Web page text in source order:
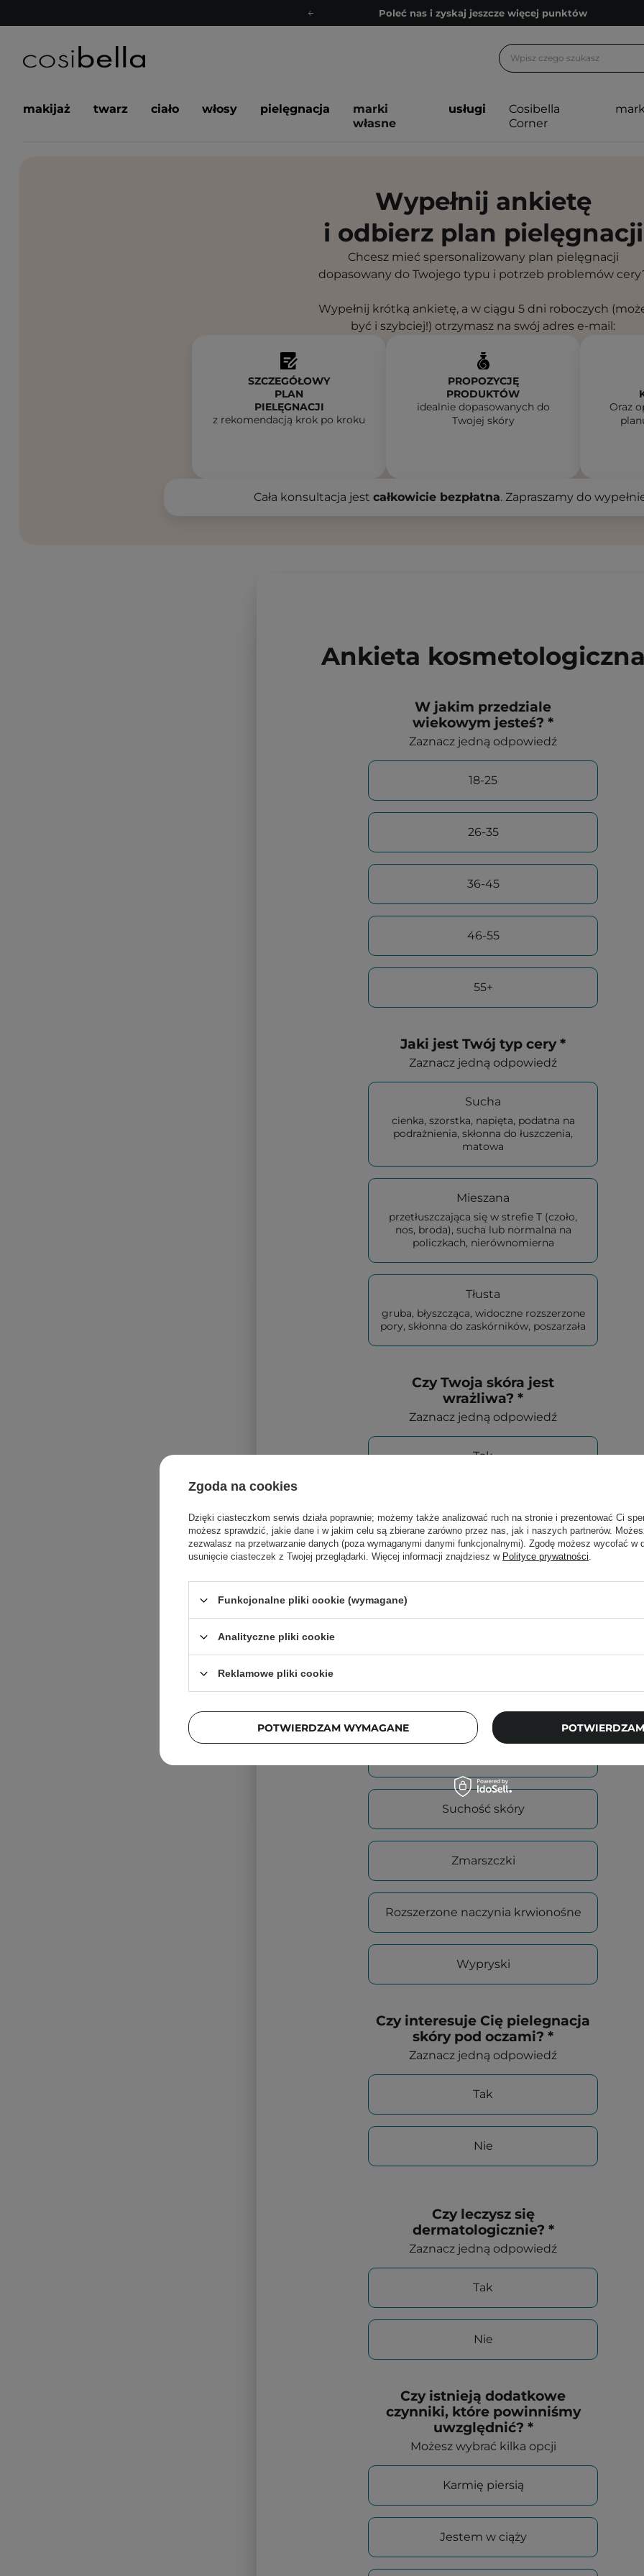
Poleć nas i zyskaj jeszcze więcej punktów
Bezpłatne konsultacje kosmetologiczne
Poleć nas i zyskaj jeszcze więcej punktów
makijaż twarz ciało włosy pielęgnacja
marki
własne
usługi
Cosibella
Corner
Wypełnij ankietę
i odbierz plan pielęgnacji
Chcesz mieć spersonalizowany plan pielęgnacji
dopasowany do Twojego typu i potrzeb problemów
Wypełnij krótką ankietę, a w ciągu 5 dni roboczych
być i szybciej!) otrzymasz na swój adres e-mail:
SZCZEGÓŁOWY
PLAN
PIELĘGNACJI
z rekomendacją krok po kroku
PROPOZYCJĘ
PRODUKTÓW
idealnie dopasowanych do
Twojej skóry
Oraz
Cała konsultacja jest całkowicie bezpłatna. Zapraszamy do
Ankieta
W jakim przedziale
wiekowym jesteś? *
Zaznacz jedną odpowiedź
18-25
26-35
36-45
46-55
55+
Jaki jest Twój typ cery *
Zaznacz jedną odpowiedź
Sucha
cienka, szorstka, napięta, podatna na
podrażnienia, skłonna do łuszczenia,
matowa
Mieszana
przetłuszczająca się w strefie T (czoło,
nos, broda), sucha lub normalna na
policzkach, nierównomierna
Tłusta
gruba, błyszcząca, widoczne rozszerzone
pory, skłonna do zaskórników, poszarzała
Czy Twoja skóra jest
wrażliwa? *
Zaznacz jedną odpowiedź
Tak
Nad czym najbardziej
chcesz popracować
w swojej pielęgnacji? *
Wybierz od 1 do 3 odpowiedzi
Przebarwienia
Suchość skóry
Zmarszczki
Rozszerzone naczynia krwionośne
Wypryski
Czy interesuje Cię pielegnacja
skóry pod oczami? *
Zaznacz jedną odpowiedź
Tak
Nie
Czy leczysz się
dermatologicznie? *
Zaznacz jedną odpowiedź
Tak
Nie
Czy istnieją dodatkowe
czynniki, które powinniśmy
uwzględnić? *
Możesz wybrać kilka opcji
Karmię piersią
Jestem w ciąży
Zgoda na cookies
Dzięki ciasteczkom serwis działa poprawnie; możemy także analizować ruch na stronie i prezentować Ci
możesz sprawdzić, jakie dane i w jakim celu są zbierane zarówno przez nas, jak i naszych partnerów.
zezwalasz na przetwarzanie danych (poza wymaganymi danymi funkcjonalnymi). Zgodę możesz wycofać w
usunięcie ciasteczek z Twojej przeglądarki. Więcej informacji znajdziesz w Polityce prywatności.
Funkcjonalne pliki cookie (wymagane)
Analityczne pliki cookie
Reklamowe pliki cookie
POTWIERDZAM WYMAGANE